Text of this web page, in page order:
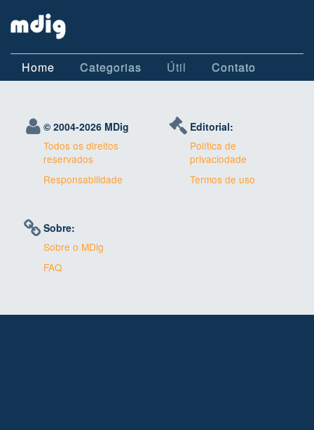
Home Categorias Útil Contato
© 2004-2026 MDig
Todos os direitos
reservados
Responsabilidade
Editorial:
Política de
privaciodade
Termos de uso
Sobre:
Sobre o MDig
FAQ